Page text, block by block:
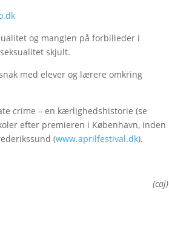
og manglen på forbilleder i
skjult.
med elever og lærere omkring
crime – en kærlighedshistorie (se
efter premieren i København, inden
(www.aprilfestival.dk).
(caj)